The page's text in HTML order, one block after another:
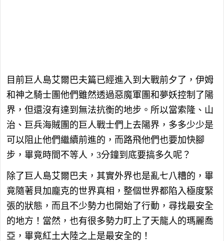
目前巨人島艾爾巴夫篇已經進入到大戰前夕了，伊姆
和神之騎士團他們雖然透過惡魔軍團和夢妖控制了陽
界，但還沒有達到無法抗衡的地步。所以當索隆、山
治、巨兵海賊團的巨人戰士們上去陽界，多多少少是
可以阻止他們繼續前進的，而路飛他們也要加快腳
步，畢竟時間不等人，3分鐘到底要搞多久呢？
除了巨人島艾爾巴夫，其實外界也是亂七八糟的，畢
竟隨著貝加龐克的世界真相，整個世界都陷入極度緊
張的狀態，而且不少勢力也開始了行動，尋找最安全
的地方！當然，也有很多勢力盯上了天龍人的瑪麗喬
亞，畢竟紅土大陸之上是最安全的！